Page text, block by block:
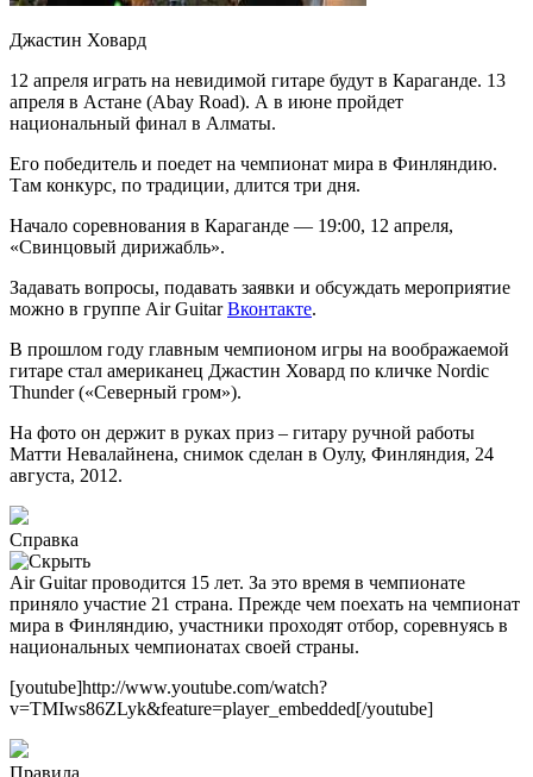
Джастин Ховард
12 апреля играть на невидимой гитаре будут в Караганде. 13
апреля в Астане (Abay Road). А в июне пройдет
национальный финал в Алматы.
Его победитель и поедет на чемпионат мира в Финляндию.
Там конкурс, по традиции, длится три дня.
Начало соревнования в Караганде — 19:00, 12 апреля,
«Свинцовый дирижабль».
Задавать вопросы, подавать заявки и обсуждать мероприятие
можно в группе Air GuitarВконтакте.
В прошлом году главным чемпионом игры на воображаемой
гитаре стал американец Джастин Ховард по кличке Nordic
Thunder («Северный гром»).
На фото он держит в руках приз – гитару ручной работы
Матти Невалайнена, снимок сделан в Оулу, Финляндия, 24
августа, 2012.
Справка
Air Guitar проводится 15 лет. За это время в чемпионате
приняло участие 21 страна. Прежде чем поехать на чемпионат
мира в Финляндию, участники проходят отбор, соревнуясь в
национальных чемпионатах своей страны.
[youtube]http://www.youtube.com/watch?
v=TMIws86ZLyk&feature=player_embedded[/youtube]
Правила